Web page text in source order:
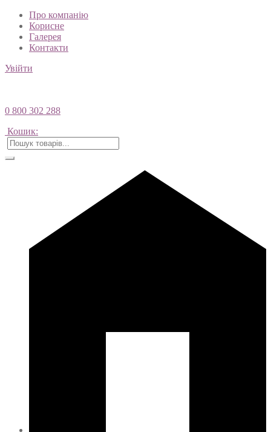
Про компанію
Корисне
Галерея
Контакти
Увійти
0 800 302 288
Кошик: